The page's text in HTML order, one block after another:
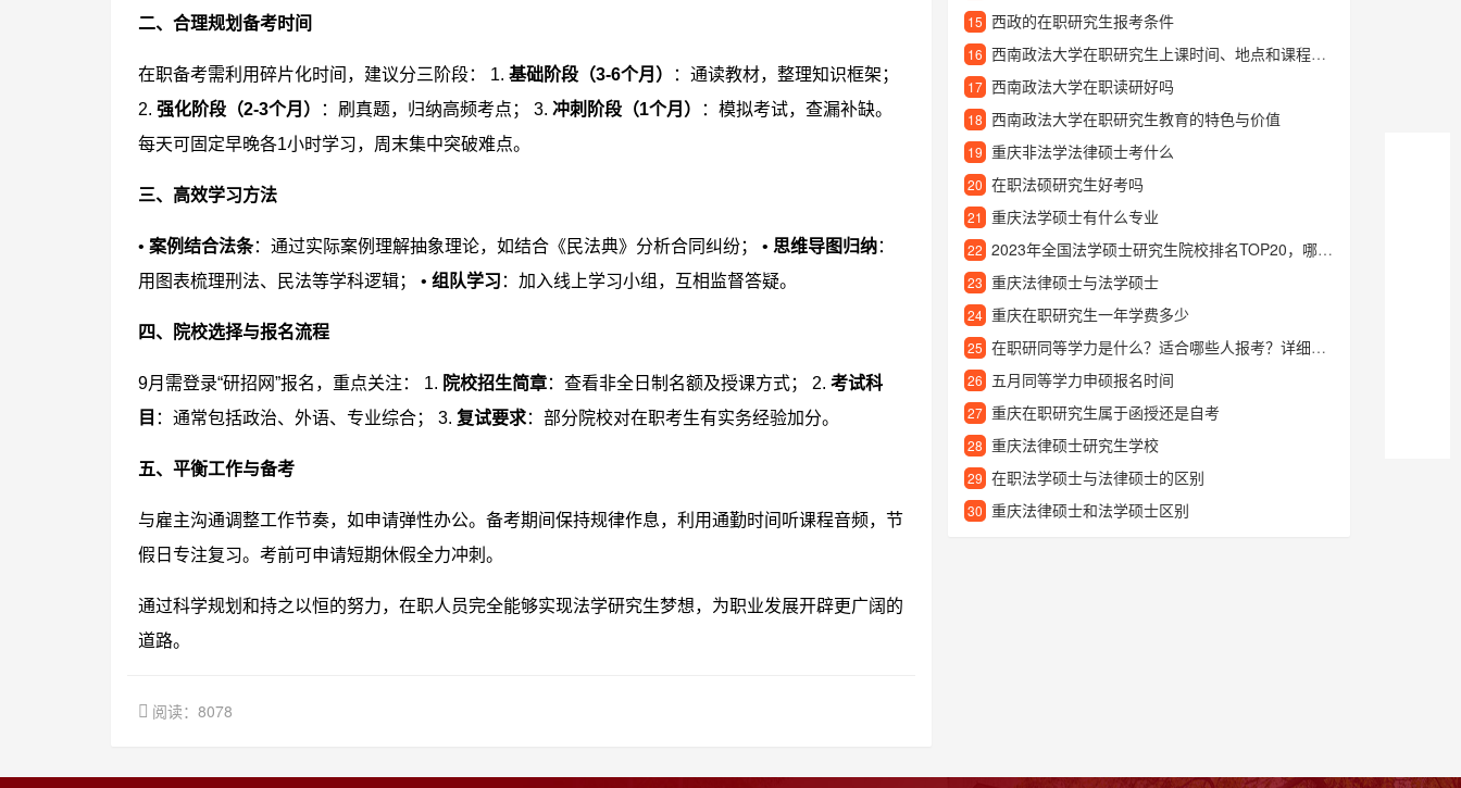
二、合理规划备考时间
在职备考需利用碎片化时间，建议分三阶段： 1. 基础阶段（3-6个月）
：通读教材，整理知识框架；
2. 强化阶段（2-3个月） ：刷真题，归纳高频考点； 3. 冲刺阶段（1个月）
：模拟考试，查漏补缺。
每天可固定早晚各1小时学习，周末集中突破难点。
三、高效学习方法
• 案例结合法条：通过实际案例理解抽象理论，如结合《民法典》分析合同纠纷； • 思维导图归纳：
用图表梳理刑法、民法等学科逻辑； • 组队学习 ：加入线上学习小组，互相监督答疑。
四、院校选择与报名流程
9月需登录“研招网”报名，重点关注： 1. 院校招生简章：查看非全日制名额及授课方式； 2. 考试科
目 ：通常包括政治、外语、专业综合； 3. 复试要求：部分院校对在职考生有实务经验加分。
五、平衡工作与备考
与雇主沟通调整工作节奏，如申请弹性办公。备考期间保持规律作息，利用通勤时间听课程音频，节
假日专注复习。考前可申请短期休假全力冲刺。
通过科学规划和持之以恒的努力，在职人员完全能够实现法学研究生梦想，为职业发展开辟更广阔的
道路。
阅读：8078
15 西政的在职研究生报考条件
16 西南政法大学在职研究生上课时间、地点和课程安排详解
17 西南政法大学在职读研好吗
18 西南政法大学在职研究生教育的特色与价值
19 重庆非法学法律硕士考什么
20 在职法硕研究生好考吗
21 重庆法学硕士有什么专业
22 2023年全国法学硕士研究生院校排名TOP20，哪些大学最值得报考？
23 重庆法律硕士与法学硕士
24 重庆在职研究生一年学费多少
25 在职研同等学力是什么？适合哪些人报考？详细解读申请条件和学习方式
26 五月同等学力申硕报名时间
27 重庆在职研究生属于函授还是自考
28 重庆法律硕士研究生学校
29 在职法学硕士与法律硕士的区别
30 重庆法律硕士和法学硕士区别